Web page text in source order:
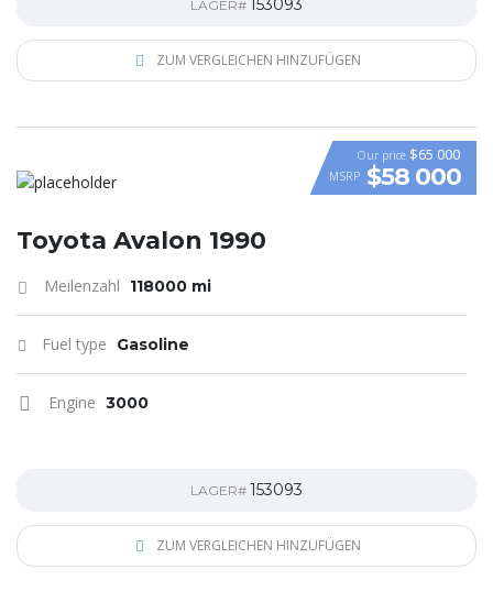
LAGER#
ZUM VERGLEICHEN HINZUFÜGEN
VIDEO
Our price $65 000
MSRP $58 000
Toyota Avalon 1990
Meilenzahl 118000 mi
Fuel type Gasoline
Engine 3000
LAGER# 153093
ZUM VERGLEICHEN HINZUFÜGEN